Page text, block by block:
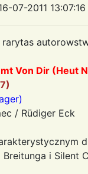
07-2011
Von Dir (Heut
/ Rüdiger Eck
i Silent